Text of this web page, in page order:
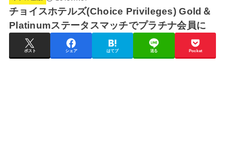
チョイスホテルズ(Choice Privileges) Gold＆
Platinumステータスマッチでプラチナ会員に
ポスト シェア はてブ 送る Pocket